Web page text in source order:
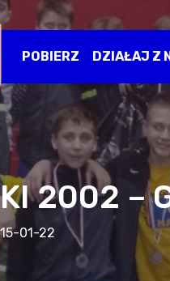
POBIERZ DZIAŁAJ Z
2002 –
01-22